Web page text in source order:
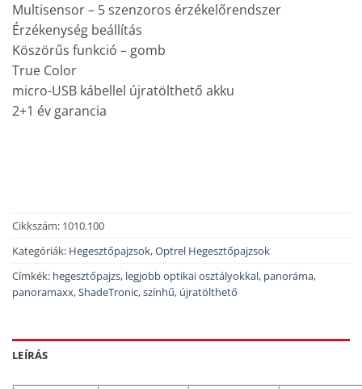
Multisensor – 5 szenzoros érzékelőrendszer
Érzékenység beállítás
Köszörűs funkció – gomb
True Color
micro-USB kábellel újratölthető akku
2+1 év garancia
Cikkszám: 1010.100
Kategóriák: Hegesztőpajzsok,Optrel Hegesztőpajzsok
Címkék: hegesztőpajzs, legjobb optikai osztályokkal, panoráma,
panoramaxx,ShadeTronic,színhű, újratölthető
LEÍRÁS